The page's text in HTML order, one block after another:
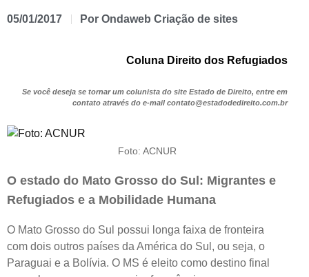
05/01/2017 Por Ondaweb Criação de sites
Coluna Direito dos Refugiados
Se você deseja se tornar um colunista do site Estado de Direito, entre em
contato através do e-mail contato@estadodedireito.com.br
Foto: ACNUR
O estado do Mato Grosso do Sul: Migrantes e
Refugiados e a Mobilidade Humana
O Mato Grosso do Sul possui longa faixa de fronteira
com dois outros países da América do Sul, ou seja, o
Paraguai e a Bolívia. O MS é eleito como destino final